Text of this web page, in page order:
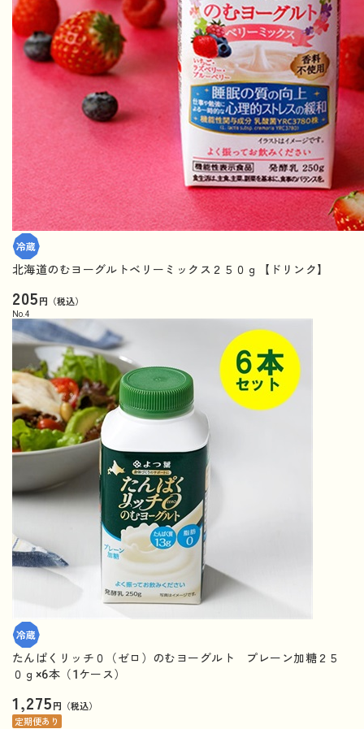
北海道のむヨーグルトベリーミックス２５０ｇ【ドリンク】
205円（税込）
No. 4
たんぱくリッチ０（ゼロ）のむヨーグルト プレーン加糖２５
０ｇ×6本（1ケース）
1,275円（税込）
定期便あり